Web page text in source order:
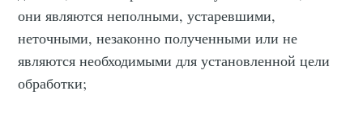
они являются неполными, устаревшими,
неточными, незаконно полученными или не
являются необходимыми для установленной цели
обработки;